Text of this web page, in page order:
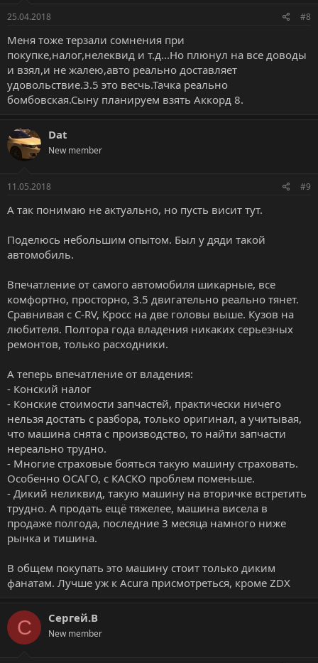
25.04.2018 #8
Меня тоже терзали сомнения при
покупке,налог,нелеквид и т.д...Но плюнул на все доводы
и взял,и не жалею,авто реально доставляет
удовольствие.3.5 это весчь.Тачка реально
бомбовская.Сыну планируем взять Аккорд 8.
Dat
New member
11.05.2018 #9
А так понимаю не актуально, но пусть висит тут.
Поделюсь небольшим опытом. Был у дяди такой
автомобиль.
Впечатление от самого автомобиля шикарные, все
комфортно, просторно, 3.5 двигательно реально тянет.
Сравнивая с C-RV, Кросс на две головы выше. Кузов на
любителя. Полтора года владения никаких серьезных
ремонтов, только расходники.
А теперь впечатление от владения:
- Конский налог
- Конские стоимости запчастей, практически ничего
нельзя достать с разбора, только оригинал, а учитывая,
что машина снята с производство, то найти запчасти
нереально трудно.
- Многие страховые бояться такую машину страховать.
Особенно ОСАГО, с КАСКО проблем поменьше.
- Дикий неликвид, такую машину на вторичке встретить
трудно. А продать ещё тяжелее, машина висела в
продаже полгода, последние 3 месяца намного ниже
рынка и тишина.
В общем покупать это машину стоит только диким
фанатам. Лучше уж к Acura присмотреться, кроме ZDX
С Сергей.В
New member